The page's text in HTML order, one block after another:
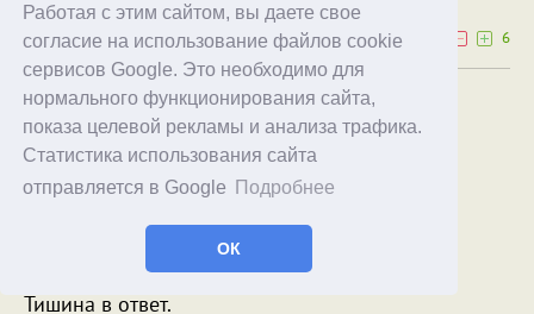
Работая с этим сайтом, вы даете свое
согласие на использование файлов cookie
сервисов Google. Это необходимо для
нормального функционирования сайта,
показа целевой рекламы и анализа трафика.
Статистика использования сайта
отправляется в Google
Подробнее
ОК
6
Где моё сакэ?
Где моё сакэ?
Жажда терзает меня
в пять часов утра.
в ящик почтовый кричу.
Тишина в ответ.